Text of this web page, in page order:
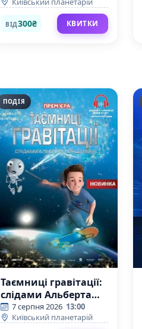
(Київський
планетарій)
ВІД300₴ КВИТКИ
ПОДІЯ
Таємниці гравітації:
слідами Альберта
Ейнштейна
(Київський
7 серпня 2026 13:00
Київський планетарій